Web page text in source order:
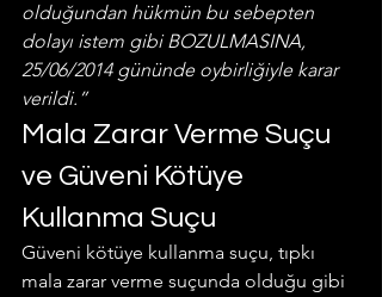
olduğundan hükmün bu sebepten
dolayı istem gibi BOZULMASINA,
25/06/2014 gününde oybirliğiyle karar
verildi.”
Mala Zarar Verme Suçu
ve Güveni Kötüye
Kullanma Suçu
Güveni kötüye kullanma suçu, tıpkı
mala zarar verme suçunda olduğu gibi